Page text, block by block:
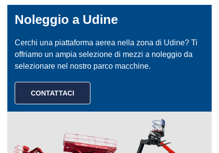
Noleggio a Udine
Cerchi una piattaforma aerea nella zona di Udine? Ti
offriamo un ampia selezione di mezzi a noleggio da
selezionare nel nostro parco macchine.
CONTATTACI